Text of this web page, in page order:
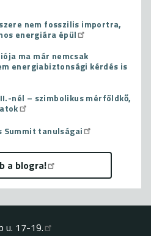
nem fosszilis importra,
energiára épül
ma már nemcsak
energiabiztonsági kérdés is
nél – szimbolikus mérföldkő,
Summit tanulságai
a blogra!
u. 17-19.